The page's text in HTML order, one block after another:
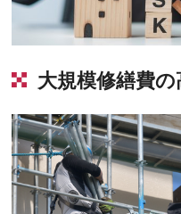
大規模修繕費の